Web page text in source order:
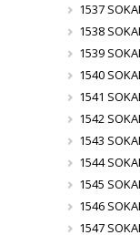
1537
1538
1539
1540
1541
1542
1543
1544
1545
1546
1547